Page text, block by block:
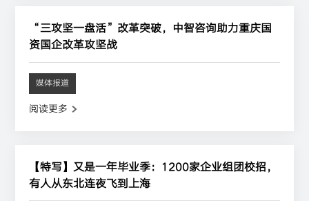
“三攻坚一盘活”改革突破，中智咨询助力重庆国
资国企改革攻坚战
媒体报道
阅读更多
【特写】又是一年毕业季：1200家企业组团校招，
有人从东北连夜飞到上海